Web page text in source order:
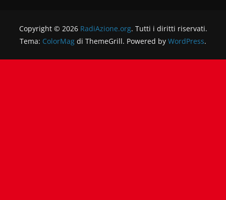
Copyright © 2026 RadiAzione.org. Tutti i diritti riservati.
Tema: ColorMag di ThemeGrill. Powered by WordPress.